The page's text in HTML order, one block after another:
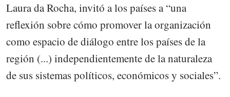
Laura da Rocha, invitó a los países a “una
reflexión sobre cómo promover la organización
como espacio de diálogo entre los países de la
región (...) independientemente de la naturaleza
de sus sistemas políticos, económicos y sociales”.